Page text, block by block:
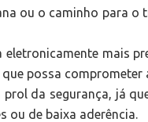
ou o caminho para o
eletronicamente mais
possa comprometer
da segurança, já
ou de baixa aderência.